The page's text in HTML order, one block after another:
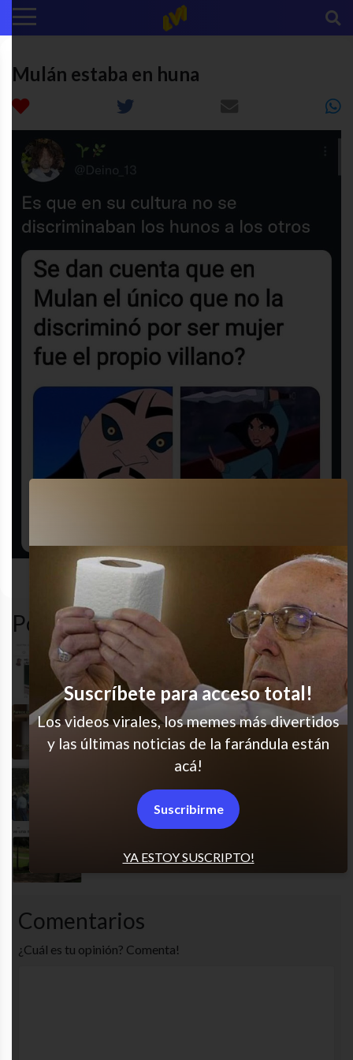
Mulán estaba en huna
funny funny
Popular en LVI
Excelente servicio
Es gracioso porque es cierto
Suuuuper
Me costó mucho ver otra cosa
Comentarios
¿Cuál es tu opinión? Comenta!
YA ESTOY SUSCRIPTO!
Suscríbete para acceso total!
Los videos virales, los memes más divertidos
y las últimas noticias de la farándula están
acá!
Suscribirme